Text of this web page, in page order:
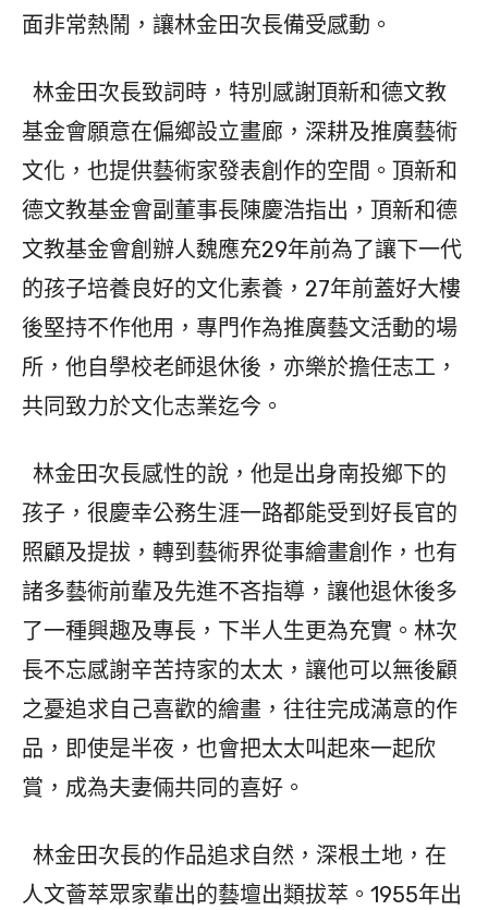
面非常熱鬧，讓林金田次長備受感動。
林金田次長致詞時，特別感謝頂新和德文教
基金會願意在偏鄉設立畫廊，深耕及推廣藝術
文化，也提供藝術家發表創作的空間。頂新和
德文教基金會副董事長陳慶浩指出，頂新和德
文教基金會創辦人魏應充29年前為了讓下一代
的孩子培養良好的文化素養，27年前蓋好大樓
後堅持不作他用，專門作為推廣藝文活動的場
所，他自學校老師退休後，亦樂於擔任志工，
共同致力於文化志業迄今。
林金田次長感性的說，他是出身南投鄉下的
孩子，很慶幸公務生涯一路都能受到好長官的
照顧及提拔，轉到藝術界從事繪畫創作，也有
諸多藝術前輩及先進不吝指導，讓他退休後多
了一種興趣及專長，下半人生更為充實。林次
長不忘感謝辛苦持家的太太，讓他可以無後顧
之憂追求自己喜歡的繪畫，往往完成滿意的作
品，即使是半夜，也會把太太叫起來一起欣
賞，成為夫妻倆共同的喜好。
林金田次長的作品追求自然，深根土地，在
人文薈萃眾家輩出的藝壇出類拔萃。1955年出